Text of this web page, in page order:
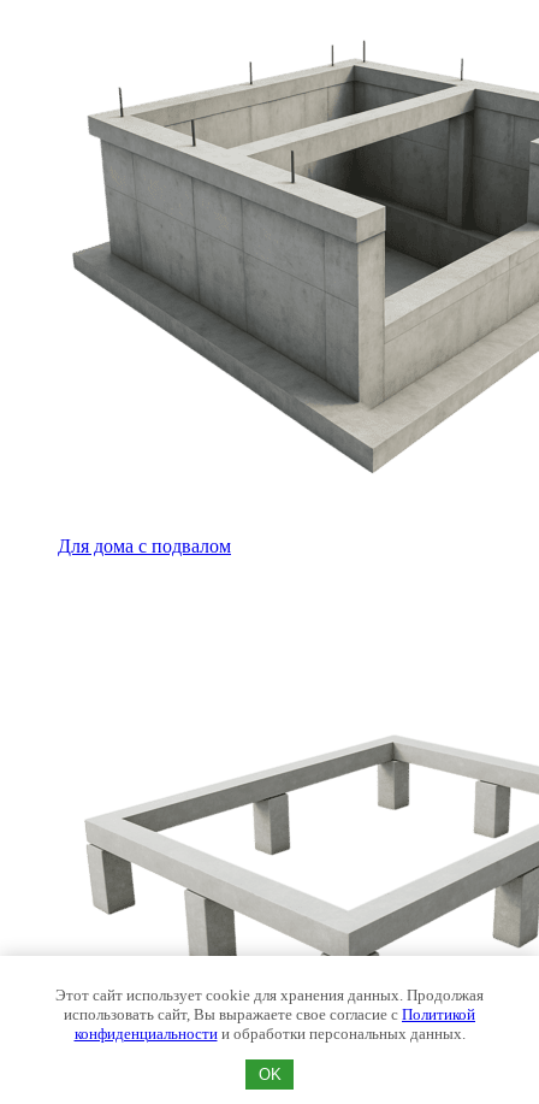
Для дома с подвалом
Этот сайт использует cookie для хранения данных. Продолжая
использовать сайт, Вы выражаете свое согласие с Политикой
конфиденциальностии обработки персональных данных.
OK